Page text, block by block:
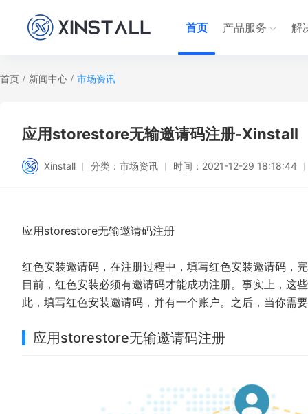
首页 产品服务 解
首页 / 新闻中心 / 市场资讯
应用storestore无输邀请码注册-Xinstall
Xinstall 分类： 市场资讯 时间： 2021-12-29 18:18:44
应用storestore无输邀请码注册
红色安装邀请码，在注册过程中，填写红色安装邀请码，
目前，红色安装必须有邀请码才能成功注册。事实上，这
此，填写红色安装邀请码，并有一个账户。之后，当你需
应用storestore无输邀请码注册